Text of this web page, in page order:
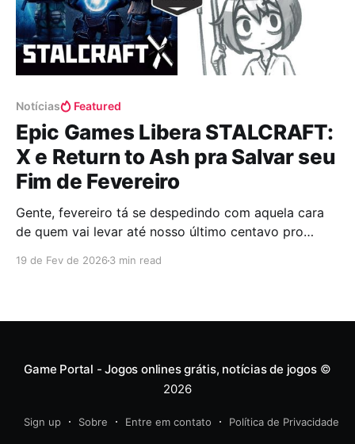
Notícias Featured
Epic Games Libera STALCRAFT:
X e Return to Ash pra Salvar seu
Fim de Fevereiro
Gente, fevereiro tá se despedindo com aquela cara
de quem vai levar até nosso último centavo pro
19 de Fev de 2026 3 min read
Game Portal - Jogos onlines grátis, notícias de jogos©
2026
Sign up Sobre Entre em contato Política de Privacidade